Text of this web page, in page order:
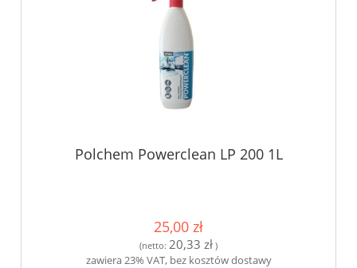
Polchem Powerclean LP 200 1L
25,00 zł
(netto: 20,33 zł )
zawiera 23% VAT, bez kosztów dostawy